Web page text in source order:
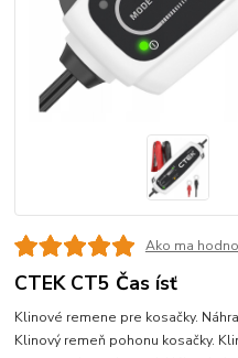
Ako ma
CTEK CT5 Čas ísť
Klinové remene pre kosačky.
Klinový remeň pohonu kosačky.